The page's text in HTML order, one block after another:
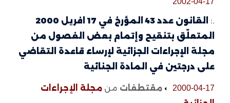
القانون عدد 43 المؤرخ في 17 افريل 2000
المتعلّق بتنقيح وإتمام بعض الفصول من
مجلة الإجراءات الجزائية لإرساء قاعدة التقاضي
على درجتين في المادة الجنائية
2000-04-17 مقتطفات من مجلة الإجراءات